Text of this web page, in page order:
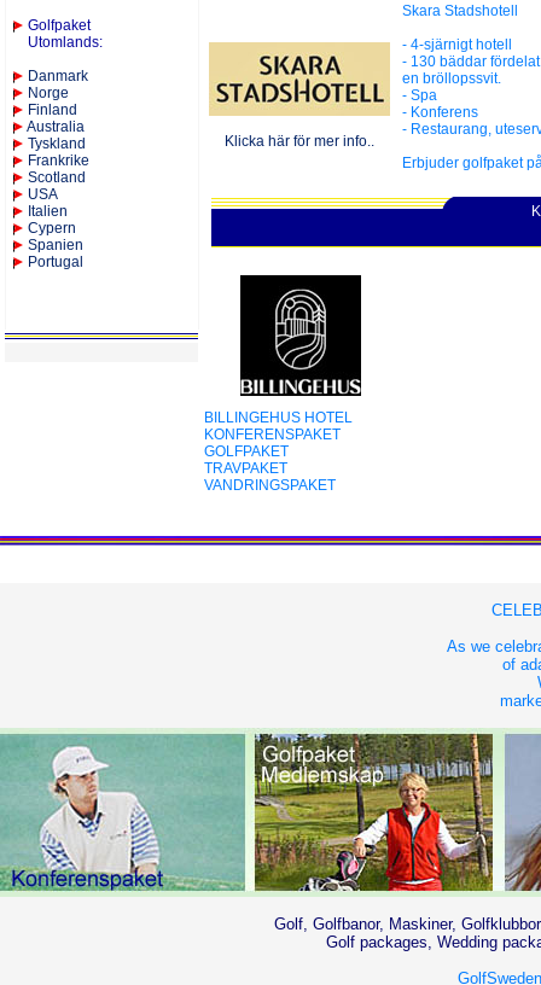
Golfpaket
Utomlands:
Danmark
Norge
Finland
Australia
Tyskland
Frankrike
Scotland
USA
Italien
Cypern
Spanien
Portugal
Klicka här för mer info..
Skara Stadshotell
- 4-sjärnigt hotell
- 130 bäddar
en bröllopssvit.
- Spa
- Konferens
- Restaurang,
Erbjuder golfpaket
BILLINGEHUS HOTEL
KONFERENSPAKET
GOLFPAKET
TRAVPAKET
VANDRINGSPAKET
As we
of
Golf, Golfbanor, Maskiner,
Golf packages, Wedding